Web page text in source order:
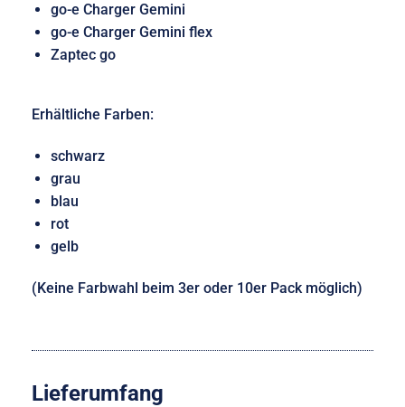
go-e Charger Gemini
go-e Charger Gemini flex
Zaptec go
Erhältliche Farben:
schwarz
grau
blau
rot
gelb
(Keine Farbwahl beim 3er oder 10er Pack möglich)
Lieferumfang